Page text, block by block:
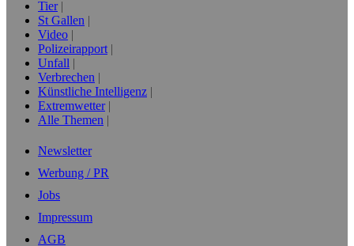
Tier
St Gallen
Video
Polizeirapport
Unfall
Verbrechen
Künstliche Intelligenz
Extremwetter
Alle Themen
Newsletter
Werbung / PR
Jobs
Impressum
AGB